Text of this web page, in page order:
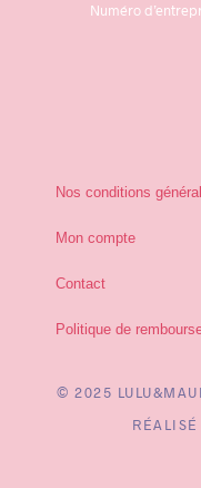
Numéro
Nos conditions
Mon compte
Contact
Politique de
© 2025